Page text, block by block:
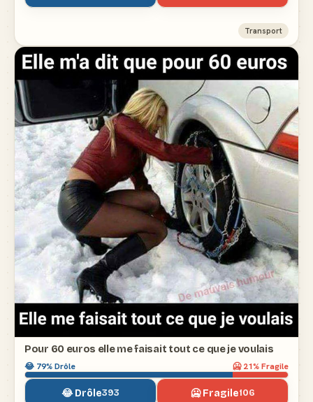
Transport
Pour 60 euros elle me faisait tout ce que je voulais
😂 79% Drôle 🥶21% Fragile
😂 Drôle393 🥶 Fragile106